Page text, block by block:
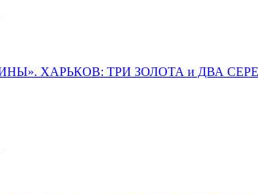
ХАРЬКОВ: ТРИ ЗОЛОТА и ДВА